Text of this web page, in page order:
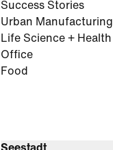
Success Stories
Urban Manufacturing
Life Science + Health
Office
Food